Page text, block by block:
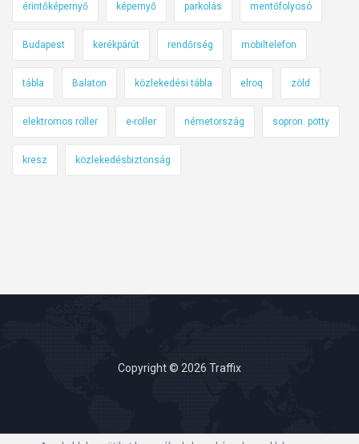
érintőképernyő képernyő parkolás mentőfolyosó
Budapest kerékpárút rendőrség mobiltelefon
tábla Balaton közlekedési tábla elroq zöld
elektromos roller e-roller németország sopron. pötty
kresz közlekedésbiztonság
Copyright © 2026 Traffix